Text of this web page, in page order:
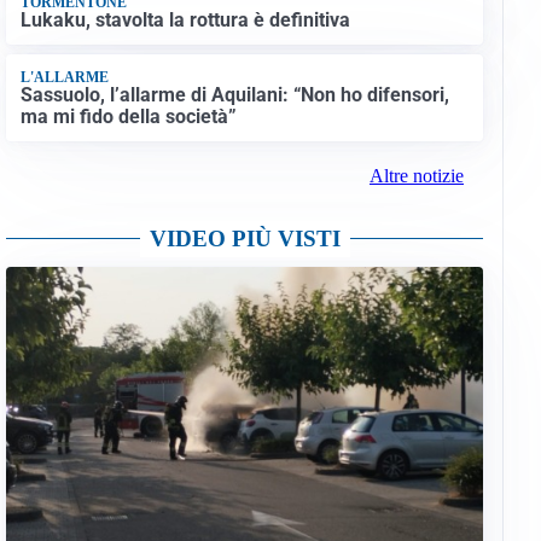
Lukaku, stavolta la rottura è definitiva
L'ALLARME
Sassuolo, l’allarme di Aquilani: “Non ho difensori,
ma mi fido della società”
Altre notizie
VIDEO PIÙ VISTI